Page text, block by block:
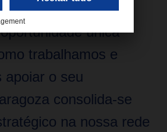
instalação aos
única
trabalhamos e
apoiar o seu
consolida-se
na nossa rede